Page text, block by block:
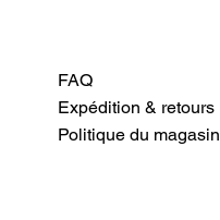
FAQ
Expédition & retours
Politique du magasin